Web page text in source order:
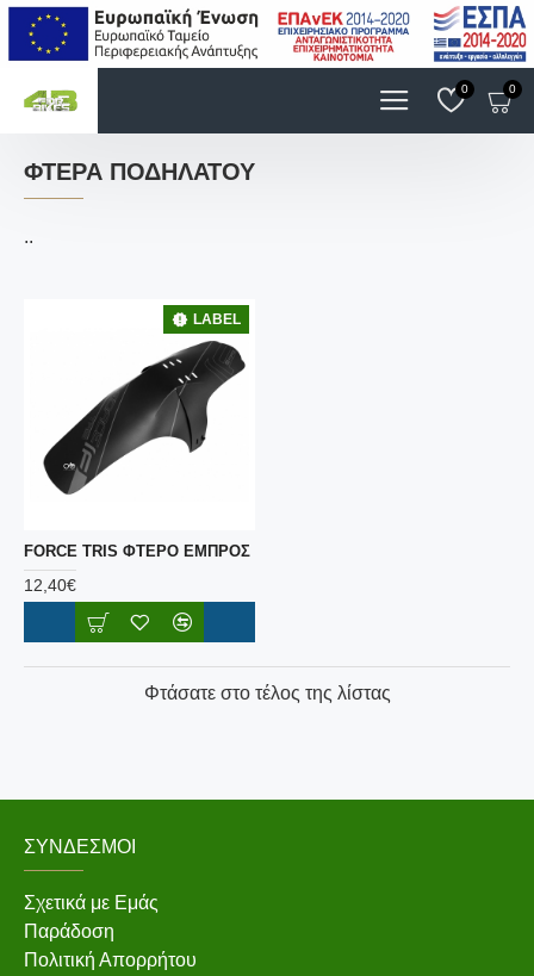
0 0
ΦΤΕΡΆ ΠΟΔΗΛΆΤΟΥ
..
LABEL
FORCE TRIS ΦΤΕΡΟ ΕΜΠΡΟΣ
12,40€
Φτάσατε στο τέλος της λίστας
ΣΎΝΔΕΣΜΟΙ
Σχετικά με Εμάς
Παράδοση
Πολιτική Απορρήτου